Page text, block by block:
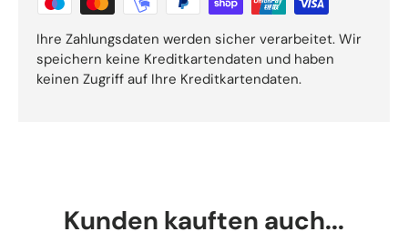
Ihre Zahlungsdaten werden sicher verarbeitet. Wir
speichern keine Kreditkartendaten und haben
keinen Zugriff auf Ihre Kreditkartendaten.
Kunden kauften auch...